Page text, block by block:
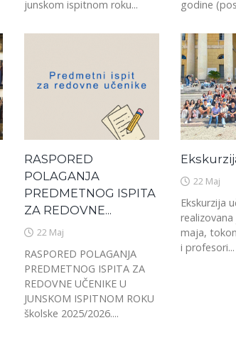
junskom ispitnom roku...
godine
RASPORED
POLAGANJA
PREDMETNOG ISPITA
ZA REDOVNE...
22 Maj
RASPORED POLAGANJA
PREDMETNOG ISPITA ZA
REDOVNE UČENIKE U
JUNSKOM ISPITNOM ROKU
školske 2025/2026....
22 Maj
Ekskurzija
maja,
i profesori...